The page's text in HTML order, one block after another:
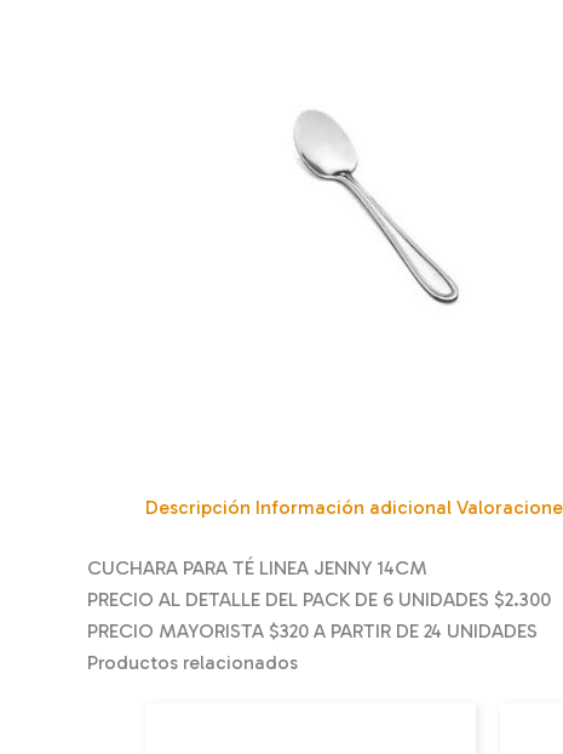
Descripción Información adicional
CUCHARA PARA TÉ LINEA JENNY 14CM
PRECIO AL DETALLE DEL PACK DE 6 UNIDADES $2.300
PRECIO MAYORISTA $320 A PARTIR DE 24 UNIDADES
Productos relacionados